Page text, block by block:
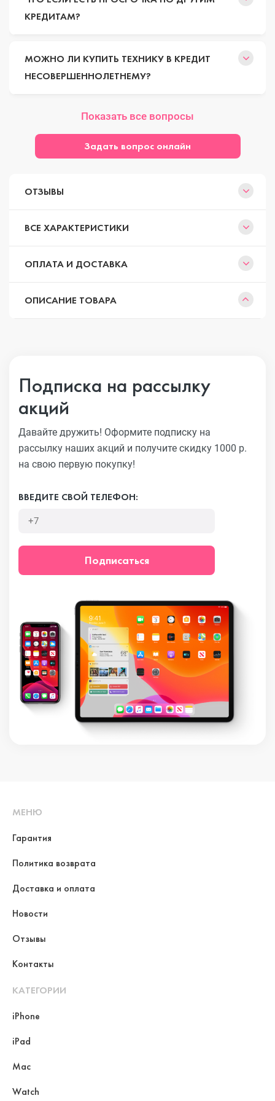
КРЕДИТАМ?
МОЖНО ЛИ КУПИТЬ ТЕХНИКУ В КРЕДИТ
НЕСОВЕРШЕННОЛЕТНЕМУ?
Показать все вопросы
Задать вопрос онлайн
ОТЗЫВЫ
ВСЕ ХАРАКТЕРИСТИКИ
ОПЛАТА И ДОСТАВКА
ОПИСАНИЕ ТОВАРА
Подписка на рассылку
акций
Давайте дружить! Оформите подписку на
рассылку наших акций и получите скидку 1000 р.
на свою первую покупку!
ВВЕДИТЕ СВОЙ ТЕЛЕФОН:
Подписаться
МЕНЮ
Гарантия
Политика возврата
Доставка и оплата
Новости
Отзывы
Контакты
КАТЕГОРИИ
iPhone
iPad
Mac
Watch